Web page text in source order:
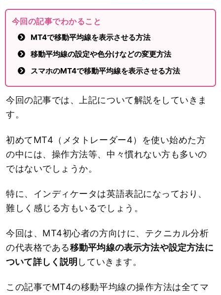
今回の記事でわかること
MT4で移動平均線を表示させる方法
移動平均線の設定や色分けなどの変更方法
スマホのMT4で移動平均線を表示させる方法
今回の記事では、上記について解説をしていきま
す。
初めてMT4（メタトレーダー4）を使い始めた方
の中には、操作方法等、中々慣れない方も多いの
ではないでしょうか。
特に、インディケータは英語表記になっており、
難しく感じる方もいるでしょう。
今回は、MT4初心者の方向けに、テクニカル分析
の代表格である移動平均線の表示方法や設定方法に
ついて詳しく説明 していきます。
この記事でMT4の移動平均線の操作方法は全てマ